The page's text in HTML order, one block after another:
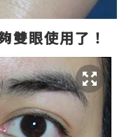
雙眼使用了！